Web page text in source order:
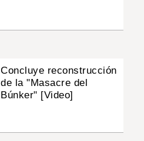
Concluye reconstrucción
de la "Masacre del
Búnker" [Video]